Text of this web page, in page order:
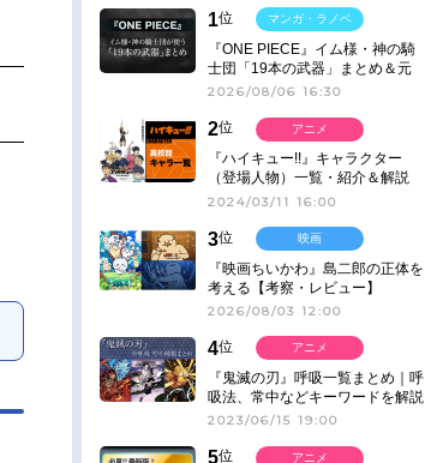
1位
『ONE PIECE』イム様・神の騎
士団「19本の武器」まとめ＆元
ネタ
2026/08/06 16:30
マンガ・ラノベ
2位
『ハイキュー!!』キャラクター
（登場人物）一覧・紹介＆解説
2024/03/11 16:00
アニメ
3位
『映画ちいかわ』島二郎の正体を
考える【考察・レビュー】
2026/08/03 12:00
映画
4位
『鬼滅の刃』呼吸一覧まとめ｜呼
吸法、常中などキーワードを解説
2023/06/15 19:00
アニメ
5位
アニメ